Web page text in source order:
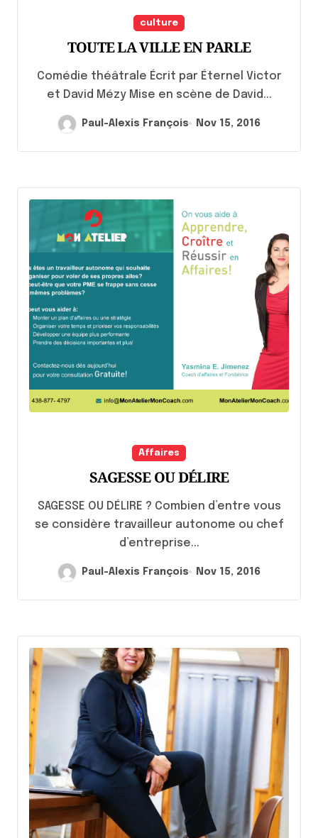
culture
TOUTE LA VILLE EN PARLE
Comédie théâtrale Écrit par Éternel Victor
et David Mézy Mise en scène de David...
Paul-Alexis François Nov 15, 2016
Affaires
SAGESSE OU DÉLIRE
SAGESSE OU DÉLIRE ? Combien d’entre vous
se considère travailleur autonome ou chef
d’entreprise...
Paul-Alexis François Nov 15, 2016